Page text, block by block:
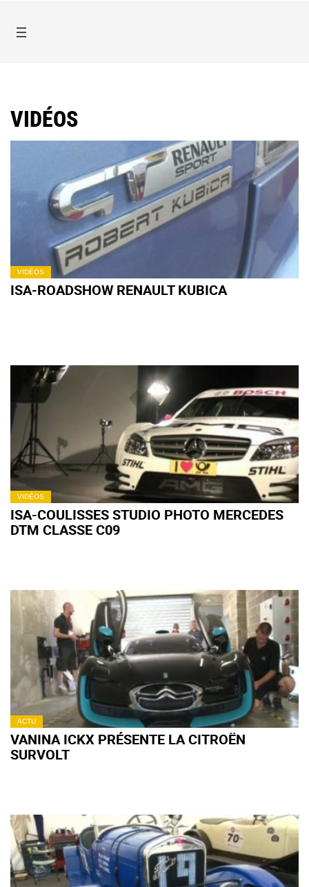
VIDÉOS
VIDÉOS
ISA-ROADSHOW RENAULT KUBICA
VIDÉOS
ISA-COULISSES STUDIO PHOTO MERCEDES
DTM CLASSE C09
ACTU
VANINA ICKX PRÉSENTE LA CITROËN
SURVOLT